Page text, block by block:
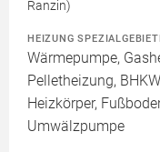
Ranzin)
HEIZUNG
Wärmepumpe,
Pelletheizung,
Heizkörper,
Umwälzpumpe